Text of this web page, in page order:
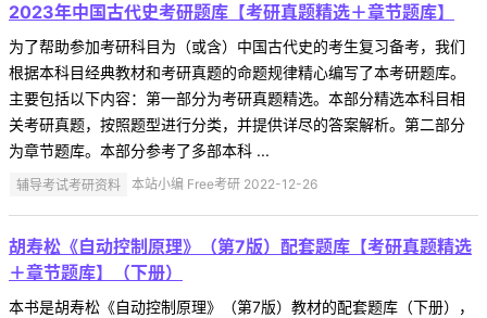
2023年中国古代史考研题库【考研真题精选＋章节题库】
为了帮助参加考研科目为（或含）中国古代史的考生复习备考，我们
根据本科目经典教材和考研真题的命题规律精心编写了本考研题库。
主要包括以下内容：第一部分为考研真题精选。本部分精选本科目相
关考研真题，按照题型进行分类，并提供详尽的答案解析。第二部分
为章节题库。本部分参考了多部本科 ...
辅导考试考研资料 本站小编 Free考研 2022-12-26
胡寿松《自动控制原理》（第7版）配套题库【考研真题精选
＋章节题库】（下册）
本书是胡寿松《自动控制原理》（第7版）教材的配套题库（下册），